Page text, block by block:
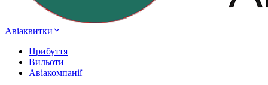
Авіаквитки
Прибуття
Вильоти
Авіакомпанії